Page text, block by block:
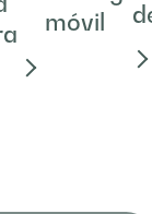
móvil